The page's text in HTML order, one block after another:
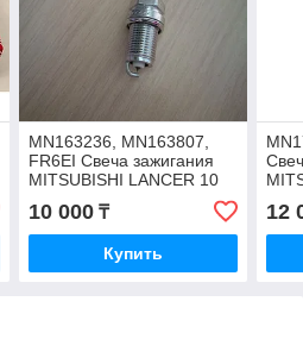
MN163236, MN163807,
FR6EI Свеча зажигания
MITSUBISHI LANCER 10
CY3A V-1.8, NGK (2687),
JAPAN
10 000₸
Купить
12